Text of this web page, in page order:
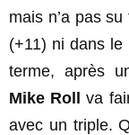
mais n’a pas
(+11) ni dans
terme, après
Mike Roll
va
avec un triple.